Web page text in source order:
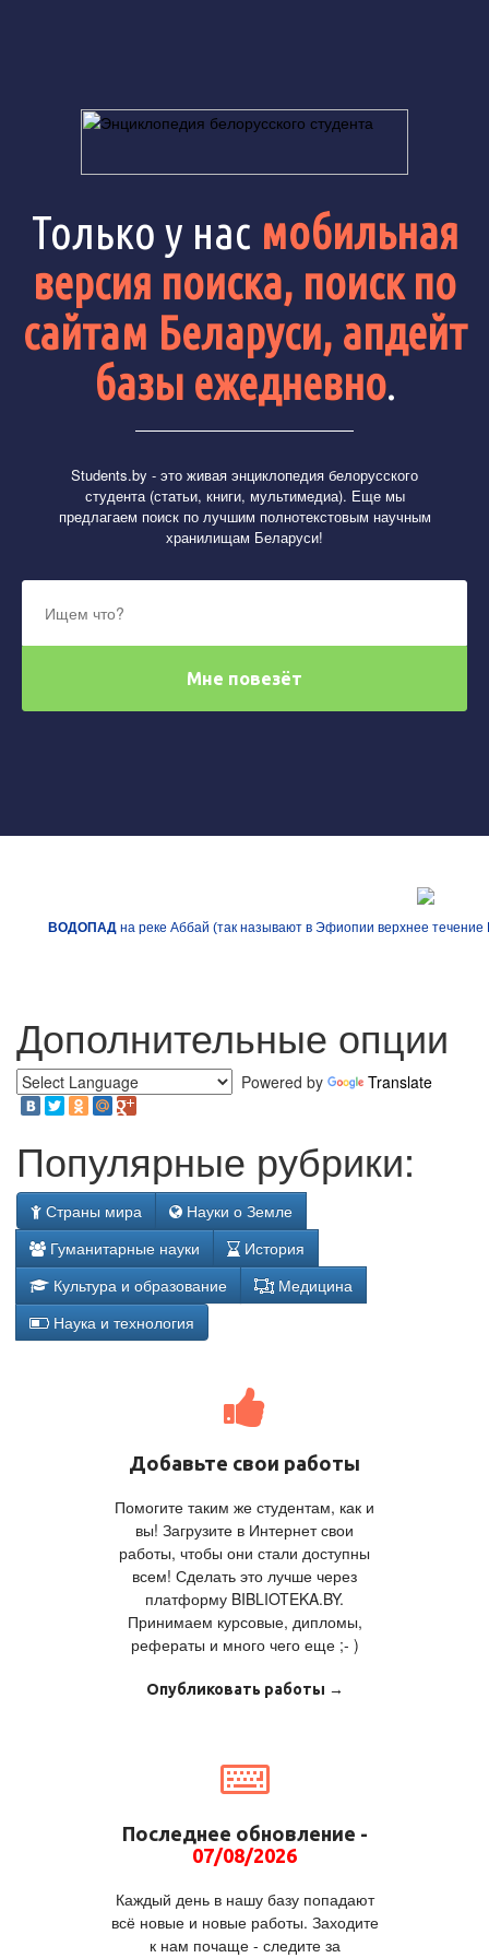
Только у нас мобильная
версия поиска, поиск по
сайтам Беларуси, апдейт
базы ежедневно.
Students.by - это живая энциклопедия белорусского
студента (статьи, книги, мультимедиа). Еще мы
предлагаем поиск по лучшим полнотекстовым научным
хранилищам Беларуси!
ВОДОПАД на реке Аббай (так называют в Эфиопии верхнее
Дополнительные опции
Powered by Translate
Популярные рубрики:
Страны мира
Науки о Земле
Гуманитарные науки
История
Культура и образование
Медицина
Наука и технология
Добавьте свои работы
Помогите таким же студентам, как и
вы! Загрузите в Интернет свои
работы, чтобы они стали доступны
всем! Сделать это лучше через
платформу BIBLIOTEKA.BY.
Принимаем курсовые, дипломы,
рефераты и много чего еще ;- )
Опубликовать работы →
Последнее обновление -
07/08/2026
Каждый день в нашу базу попадают
всё новые и новые работы. Заходите
к нам почаще - следите за